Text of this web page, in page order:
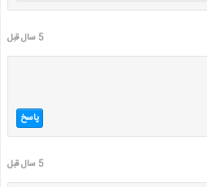
5 سال قبل
پاسخ
5 سال قبل